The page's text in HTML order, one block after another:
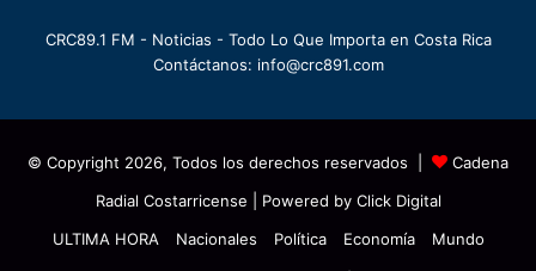
CRC89.1 FM - Noticias - Todo Lo Que Importa en Costa Rica
Contáctanos: info@crc891.com
© Copyright 2026, Todos los derechos reservados |
Cadena
Radial Costarricense | Powered by Click Digital
ULTIMA HORA
Nacionales Política Economía
Mundo